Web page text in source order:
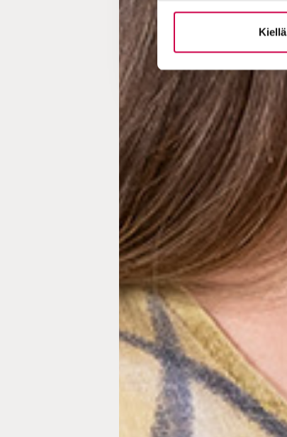
Kiellä